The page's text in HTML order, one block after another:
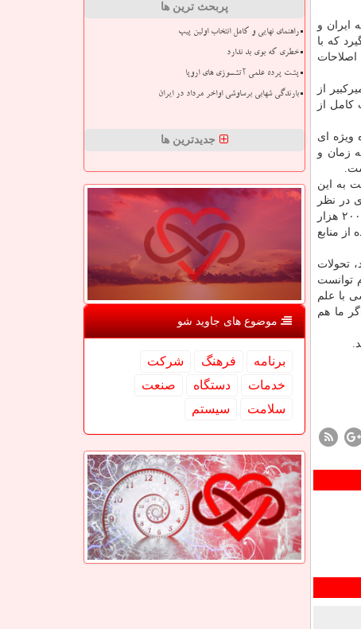
ایران و
كه با
از
از
ویژه ای
زمان و
به این
در نظر
گرفته شده است، وقف در شناخت ظرفیت ها و شناخت خصومت های اقتصادی نقش دارد. ظرفیت وقف در ایران بسیار بالاست. ۲۰۰۰ هزار
منابع
طی ۵سالی كه سر كار بود، تحولات
توانست
با علم
ما هم
پربحث ترین ها
راهنمای نهایی و کامل انتخاب اولین پیپ
خطری که بوی بد ندارد
پشت پرده علمی آتشسوزی های اروپا
بارندگی شهابی برساوشی اواخر مرداد در ایران
جدیدترین ها
موضوع های جاوید شو
برنامه فرهنگ
شركت
خدمات
دستگاه
صنعت
سلامت
سیستم